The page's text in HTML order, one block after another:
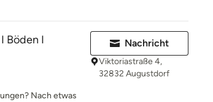
Böden I
Nach etwas
Nachricht
Viktoriastraße 4,
32832 Augustdorf